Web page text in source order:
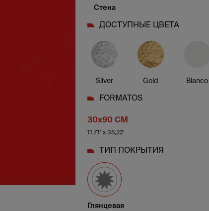
Стена
ДОСТУПНЫЕ ЦВЕТА
Silver Gold Blanco
FORMATOS
30x90 CM
11,71' x 35,22'
ТИП ПОКРЫТИЯ
Глянцевая